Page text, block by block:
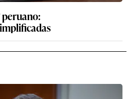
peruano: